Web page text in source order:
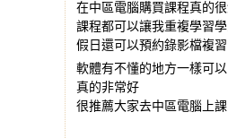
在中區電腦購買課程真的
課程都可以讓我重複學習
假日還可以預約錄影檔複習
軟體有不懂的地方一樣可
真的非常好
很推薦大家去中區電腦上